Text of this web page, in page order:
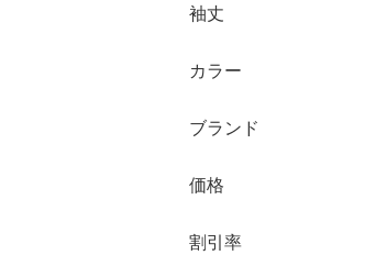
スカート
オールインワン・オーバ
バッグ
シューズ・靴
インナー・ルームウェア
M
XL
ミニ丈・ショート丈
膝丈・ミディ丈
ロング丈・マキシ丈
袖丈
ノースリーブ
半袖
長袖
カラー
ブランド
価格
割引率